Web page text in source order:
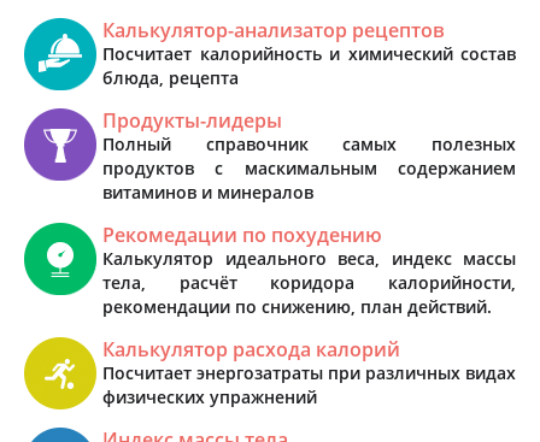
Калькулятор-анализатор рецептов
Посчитает калорийность и химический состав
блюда, рецепта
Продукты-лидеры
Полный справочник самых полезных
продуктов с маскимальным содержанием
витаминов и минералов
Рекомедации по похудению
Калькулятор идеального веса, индекс массы
тела, расчёт коридора калорийности,
рекомендации по снижению, план действий.
Калькулятор расхода калорий
Посчитает энергозатраты при различных видах
физических упражнений